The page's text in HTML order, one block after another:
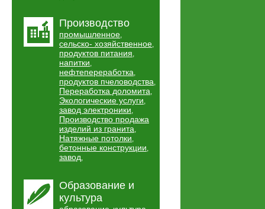
Производство
промышленное,
сельско- хозяйственное,
продуктов питания,
напитки,
нефтепереработка,
продуктов пчеловодства,
Переработка доломита,
Экологические услуги,
завод электроники,
Производство продажа
изделий из гранита,
Натяжные потолки,
бетонные конструкции,
завод,
Образование и
культура